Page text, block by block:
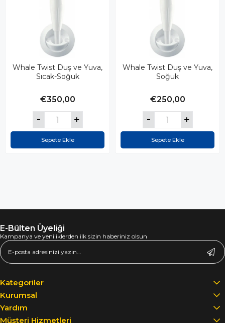
Whale Twist Duş ve Yuva,
Sıcak-Soğuk
€350,00
Sepete Ekle
Whale Twist Duş ve Yuva,
Soğuk
€250,00
Sepete Ekle
E-Bülten Üyeliği
Kampanya ve yeniliklerden ilk sizin haberiniz olsun
Kategoriler
Kurumsal
Yardım
Müşteri Hizmetleri